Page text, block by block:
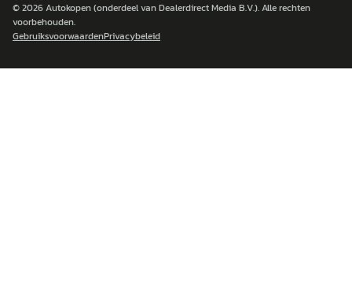
© 2026Autokopen(onderdeel van Dealerdirect Media B.V.). Alle rechten
voorbehouden.
GebruiksvoorwaardenPrivacybeleid